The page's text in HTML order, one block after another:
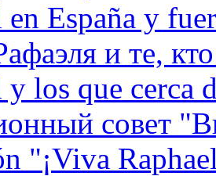
en España y
и те,
y los que cerca
совет
"¡Viva